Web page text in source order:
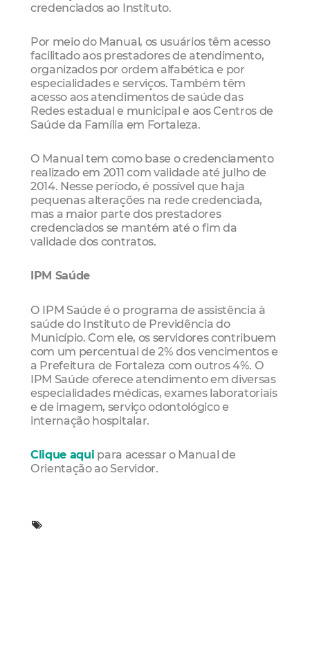
credenciados ao Instituto.
Por meio do Manual, os usuários têm acesso
facilitado aos prestadores de atendimento,
organizados por ordem alfabética e por
especialidades e serviços. Também têm
acesso aos atendimentos de saúde das
Redes estadual e municipal e aos Centros de
Saúde da Família em Fortaleza.
O Manual tem como base o credenciamento
realizado em 2011 com validade até julho de
2014. Nesse período, é possível que haja
pequenas alterações na rede credenciada,
mas a maior parte dos prestadores
credenciados se mantém até o fim da
validade dos contratos.
IPM Saúde
O IPM Saúde é o programa de assistência à
saúde do Instituto de Previdência do
Município. Com ele, os servidores contribuem
com um percentual de 2% dos vencimentos e
a Prefeitura de Fortaleza com outros 4%. O
IPM Saúde oferece atendimento em diversas
especialidades médicas, exames laboratoriais
e de imagem, serviço odontológico e
internação hospitalar.
Clique aqui para acessar o Manual de
Orientação ao Servidor.